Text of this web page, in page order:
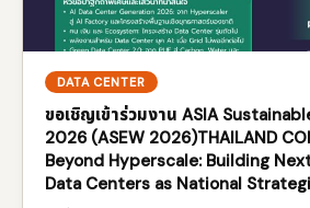
DATA CENTER
ขอเชิญเข้าร่วมงาน ASIA
2026 (ASEW 2026)THAILAND
Beyond Hyperscale: Building
Data Centers as National